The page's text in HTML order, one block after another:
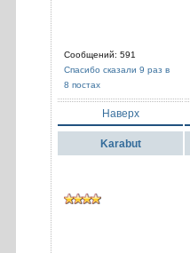
Сообщений: 591
Спасибо сказали 9 раз в
8 постах
Наверх
Karabut